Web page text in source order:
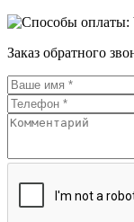
Заказ обратного